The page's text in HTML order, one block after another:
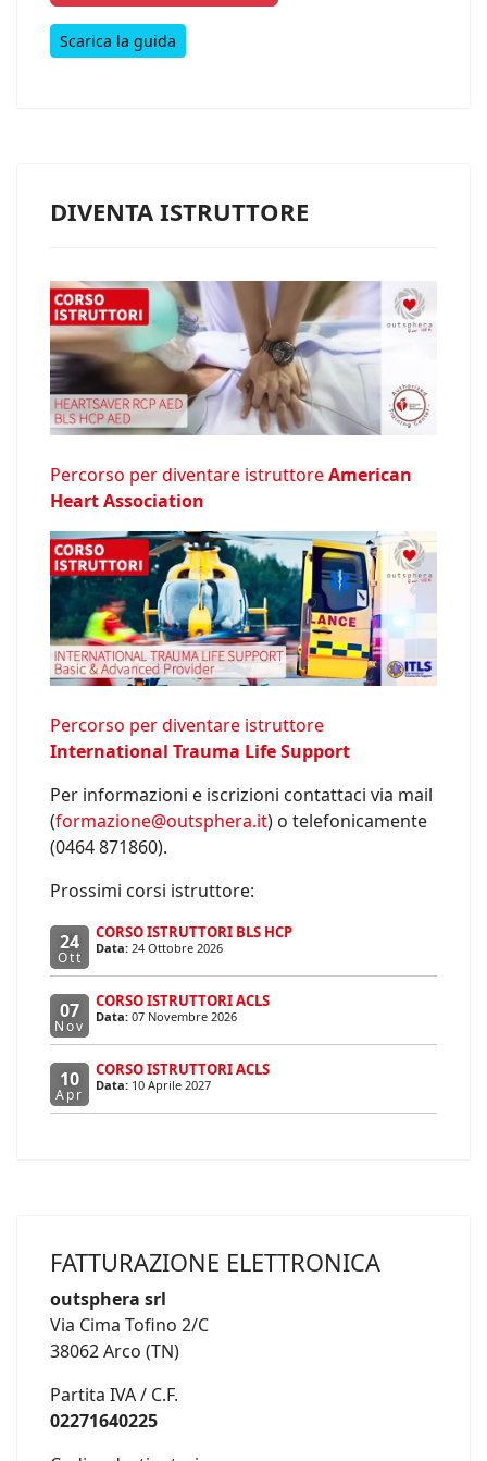
Scarica la guida
DIVENTA ISTRUTTORE
Percorso per diventare istruttoreAmerican
Heart Association
Percorso per diventare istruttore
International Trauma Life Support
Per informazioni e iscrizioni contattaci via mail
(formazione@outsphera.it) o telefonicamente
(0464 871860).
Prossimi corsi istruttore:
24
Ott
CORSO ISTRUTTORI BLS HCP
Data: 24 Ottobre 2026
07
Nov
CORSO ISTRUTTORI ACLS
Data: 07 Novembre 2026
10
Apr
CORSO ISTRUTTORI ACLS
Data: 10 Aprile 2027
FATTURAZIONE ELETTRONICA
outsphera srl
Via Cima Tofino 2/C
38062 Arco (TN)
Partita IVA / C.F.
02271640225